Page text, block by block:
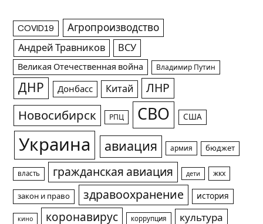
COVID19 Агропроизводство
Андрей Травников ВСУ
Великая Отечественная война Владимир Путин
ДНР Донбасс Китай ЛНР
Новосибирск РПЦ СВО США
Украина авиация армия бюджет
власть гражданская авиация дети жкх
закон и право здравоохранение история
кино коронавирус коррупция
культура